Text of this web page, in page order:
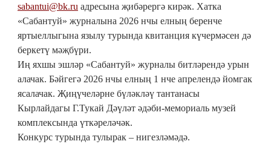
sabantui@bk.ru адресына җибәрергә кирәк. Хатка
«Сабантуй» журналына 2026 нчы елның беренче
яртыеллыгына язылу турында квитанция күчермәсен дә
беркетү мәҗбүри.
Иң яхшы эшләр «Сабантуй» журналы битләрендә урын
алачак. Бәйгегә 2026 нчы елның 1 нче апрелендә йомгак
ясалачак. Җиңүчеләрне бүләкләү тантанасы
Кырлайдагы Г.Тукай Дәүләт әдәби-мемориаль музей
комплексында үткәреләчәк.
Конкурс турында тулырак – нигезләмәдә.